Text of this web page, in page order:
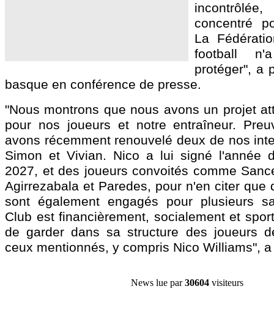
concentré
La
football
protéger", a
basque en conférence de presse.
"Nous montrons que nous avons un projet
pour nos joueurs et notre entraîneur.
avons récemment renouvelé deux de nos
Simon et Vivian. Nico a lui signé l'année
2027, et des joueurs convoités comme
Agirrezabala et Paredes, pour n'en citer que
sont également engagés pour plusieurs
Club est financièrement, socialement et
de garder dans sa structure des joueurs
ceux mentionnés, y compris Nico Williams",
News lue par30604 visiteurs